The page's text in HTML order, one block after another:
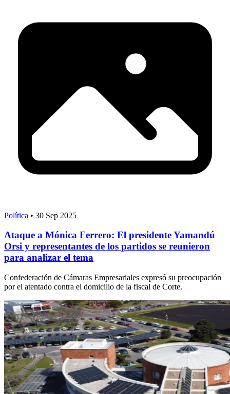
Política • 30 Sep 2025
Ataque a Mónica Ferrero: El presidente Yamandú
Orsi y representantes de los partidos se reunieron
para analizar el tema
Confederación de Cámaras Empresariales expresó su preocupación
por el atentado contra el domicilio de la fiscal de Corte.